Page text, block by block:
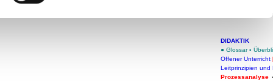
DIDAKTIK
● Glossar ▪
Offener Unterricht
Leitprinzipien und
Prozessanalyse